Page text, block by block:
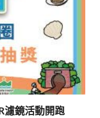
濾鏡活動開跑